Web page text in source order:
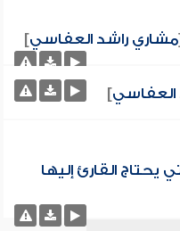
[مشاري راشد العفاسي]
العفاسي]
يحتاج القارئ إليها